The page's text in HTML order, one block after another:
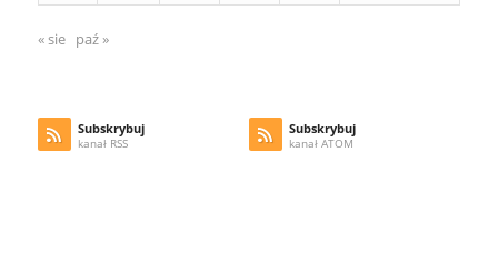
« sie paź »
Subskrybuj
kanał RSS
Subskrybuj
kanał ATOM